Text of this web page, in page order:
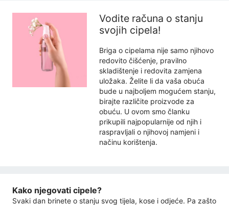
Vodite računa o stanju
svojih cipela!
Briga o cipelama nije samo njihovo
redovito čišćenje, pravilno
skladištenje i redovita zamjena
uložaka. Želite li da vaša obuća
bude u najboljem mogućem stanju,
birajte različite proizvode za
obuću. U ovom smo članku
prikupili najpopularnije od njih i
raspravljali o njihovoj namjeni i
načinu korištenja.
Kako njegovati cipele?
Svaki dan brinete o stanju svog tijela, kose i odjeće. Pa zašto